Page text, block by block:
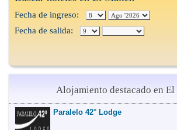
Fecha de ingreso:
Fecha de salida:
Alojamiento destacado en
Paralelo 42° Lodge